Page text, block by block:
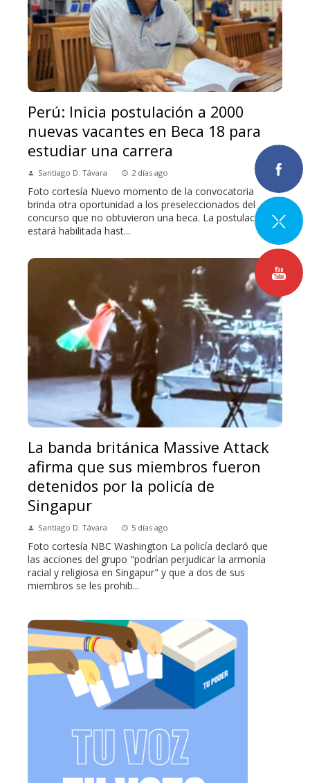
Perú: Inicia postulación a 2000
nuevas vacantes en Beca 18 para
estudiar una carrera
Santiago D. Távara 2 días ago
Foto cortesía Nuevo momento de la convocatoria
brinda otra oportunidad a los preseleccionados del
concurso que no obtuvieron una beca. La postulación
estará habilitada hast...
La banda británica Massive Attack
afirma que sus miembros fueron
detenidos por la policía de
Singapur
Santiago D. Távara 5 días ago
Foto cortesía NBC Washington La policía declaró que
las acciones del grupo "podrían perjudicar la armonía
racial y religiosa en Singapur" y que a dos de sus
miembros se les prohib...